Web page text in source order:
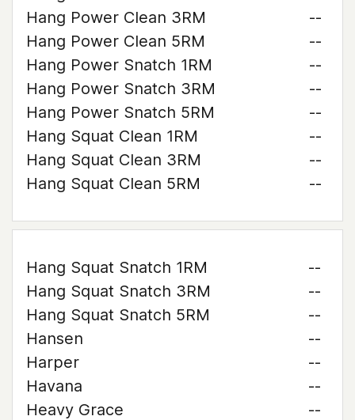
Hang Power Clean 3RM
--
Hang Power Clean 5RM
--
Hang Power Snatch 1RM
--
Hang Power Snatch 3RM
--
Hang Power Snatch 5RM
--
Hang Squat Clean 1RM
--
Hang Squat Clean 3RM
--
Hang Squat Clean 5RM
--
Hang Squat Snatch 1RM
--
Hang Squat Snatch 3RM
--
Hang Squat Snatch 5RM
--
Hansen
--
Harper
--
Havana
--
Heavy Grace
--